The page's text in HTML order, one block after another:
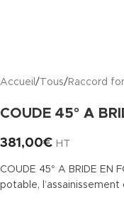
Accueil / Tous/ Raccord
COUDE 45° A
381,00€ HT
COUDE 45° A BRIDE EN
potable, l’assainissement